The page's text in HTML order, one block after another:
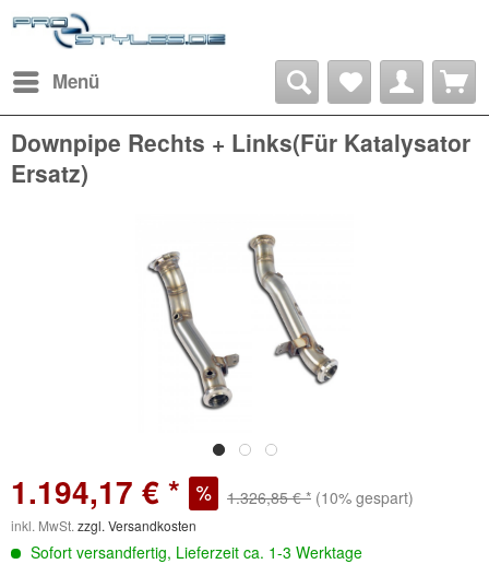
Menü
Downpipe Rechts + Links(Für Katalysator
Ersatz)
1.194,17 € * 1.326,85 € * (10% gespart)
inkl. MwSt. zzgl. Versandkosten
Sofort versandfertig, Lieferzeit ca. 1-3 Werktage